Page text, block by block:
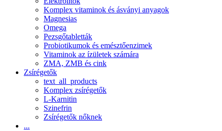
Komplex vitaminok és ásványi anyagok
Magnesias
Omega
Pezsgőtabletták
Probiotikumok és emésztőenzimek
Vitaminok az ízületek számára
ZMA, ZMB és cink
Zsírégetők
text_all_products
Komplex zsírégetők
L-Karnitin
Szinefrin
Zsírégetők nőknek
...